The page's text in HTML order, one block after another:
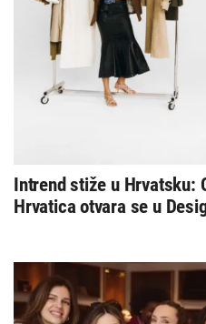
Intrend stiže u Hrvatsku:
Hrvatica otvara se u